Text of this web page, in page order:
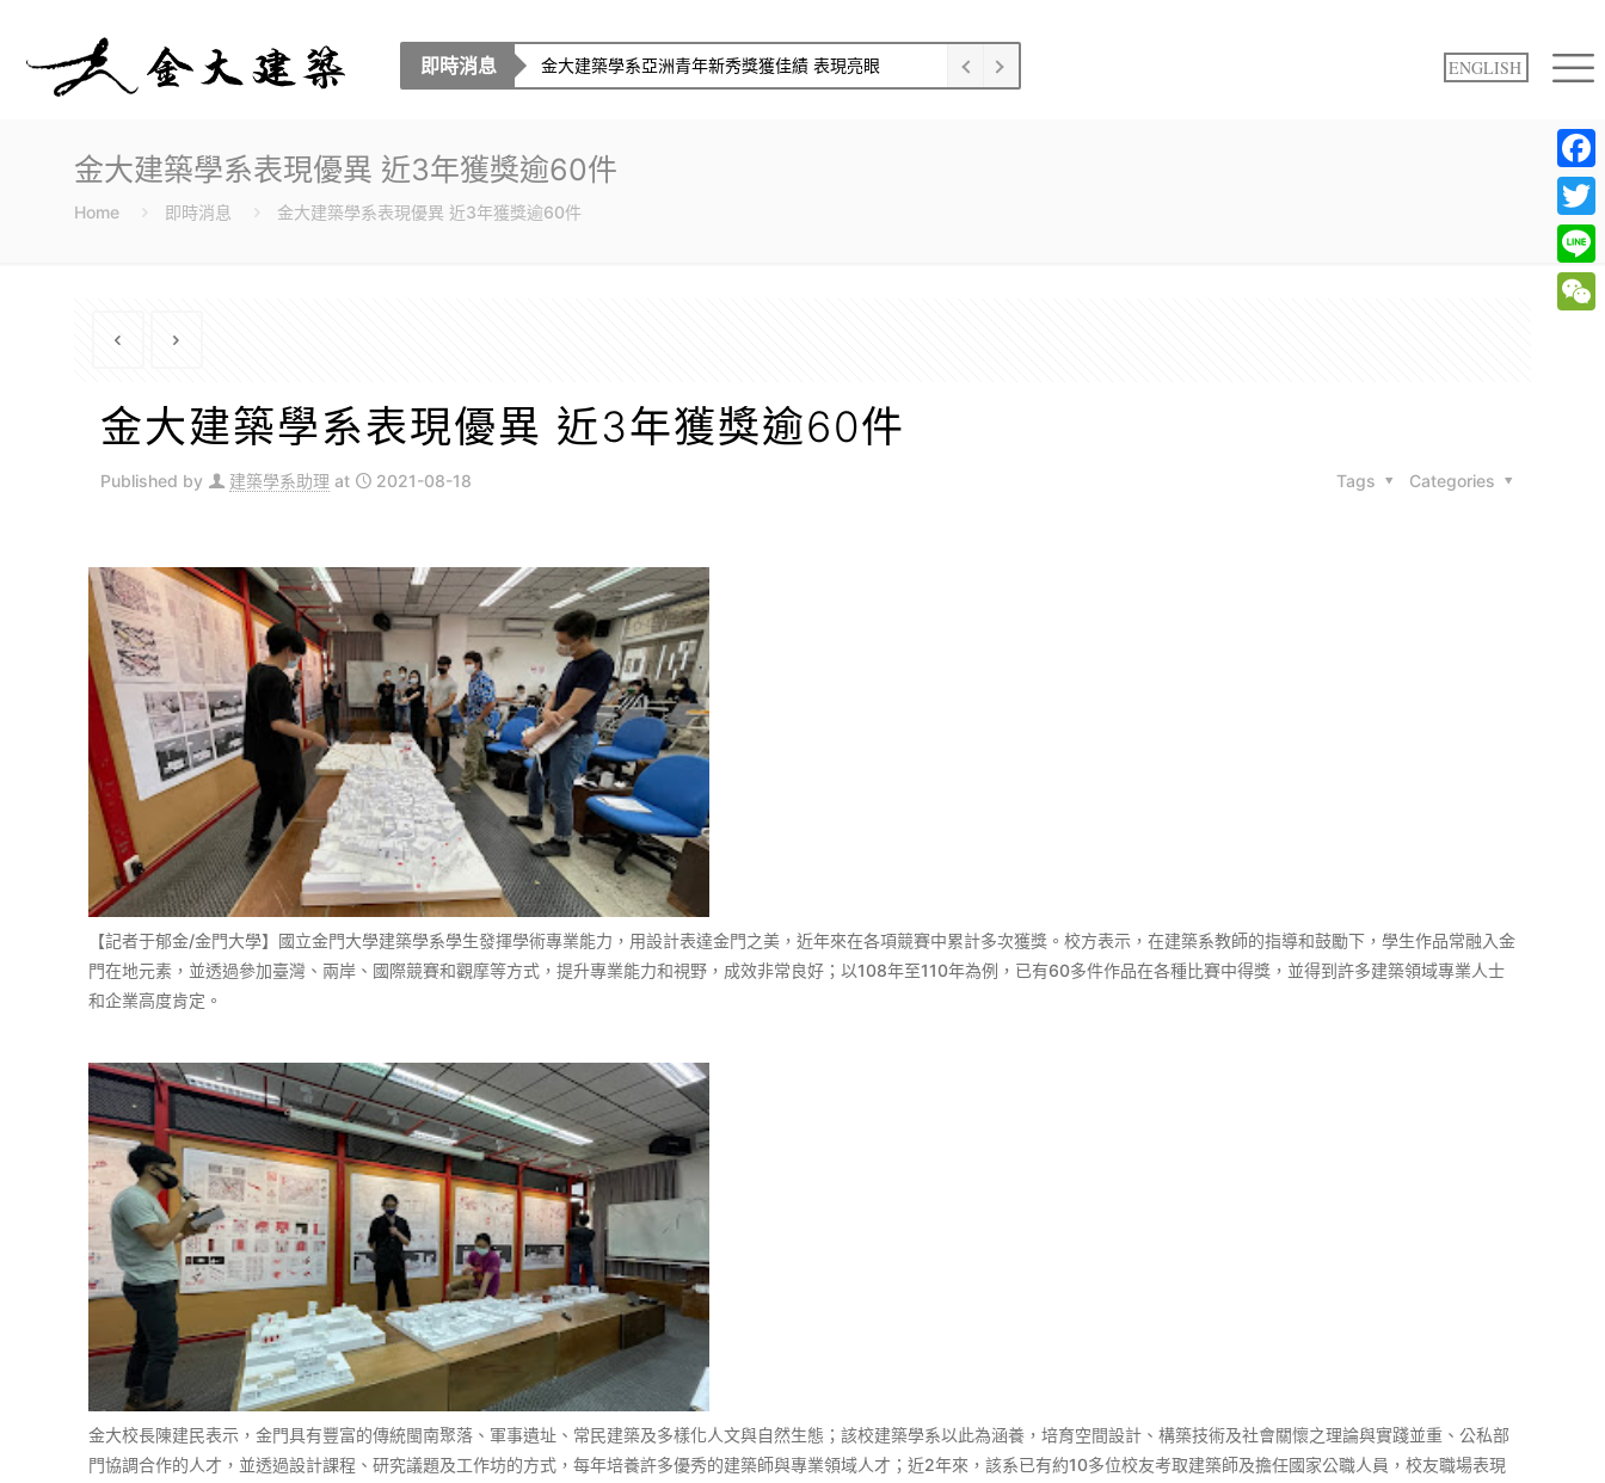
即時消息 金大建築學系亞洲青年新秀獎獲佳績 表現亮眼 ENGLISH
金大建築學系表現優異 近3年獲獎逾60件
Home 即時消息 金大建築學系表現優異 近3年獲獎逾60件
金大建築學系表現優異 近3年獲獎逾60件
Published by 建築學系助理 at 2021-08-18 Categories
Tags
【記者于郁金/金門大學】國立金門大學建築學系學生發揮學術專業能力，用設計表達金門之美，近年來在各項競賽中累計多次獲獎。校方表示，在建築系教師的指導和鼓勵下，學生作品常融入金
門在地元素，並透過參加臺灣、兩岸、國際競賽和觀摩等方式，提升專業能力和視野，成效非常良好；以108年至110年為例，已有60多件作品在各種比賽中得獎，並得到許多建築領域專業人士
和企業高度肯定。
金大校長陳建民表示，金門具有豐富的傳統閩南聚落、軍事遺址、常民建築及多樣化人文與自然生態；該校建築學系以此為涵養，培育空間設計、構築技術及社會關懷之理論與實踐並重、公私部
門協調合作的人才，並透過設計課程、研究議題及工作坊的方式，每年培養許多優秀的建築師與專業領域人才；近2年來，該系已有約10多位校友考取建築師及擔任國家公職人員，校友職場表現
Line